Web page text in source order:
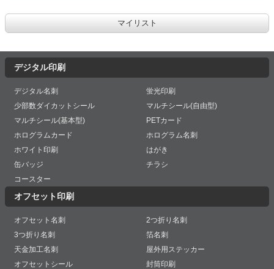
デジタル印刷
デジタル名刺
蛍光印刷
少部数ダイカットシール
マルチシール(自由型)
マルチシール(基本型)
PETカード
ホログラムカード
ホログラム名刺
ホワイト印刷
はがき
缶バッジ
チラシ
コースター
オフセット印刷
オフセット名刺
2つ折り名刺
3つ折り名刺
箔名刺
天金加工名刺
屋外用ステッカー
オフセットシール
封筒印刷